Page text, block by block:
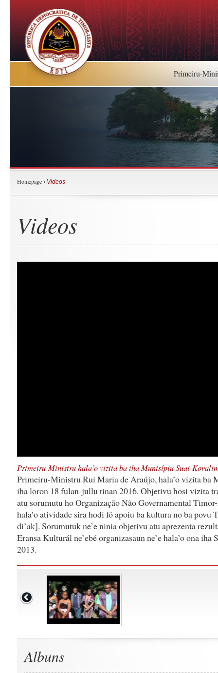
Primeiru-
Homepage › Videos
Videos
Primeiru-Ministru hala’o vizita ba iha Munisípiu Suai-
Primeiru-Ministru Rui Maria de Araújo, hala’o vizita ba
iha loron 18 fulan-jullu tinan 2016. Objetivu hosi vizita
atu sorumutu ho Organização Não Governamental
hala’o atividade sira hodi fó apoiu ba kultura no ba povu
di’ak]. Sorumutuk ne’e ninia objetivu atu aprezenta
Eransa Kulturál ne’ebé organizasaun ne’e hala’o ona iha
2013.
Albuns